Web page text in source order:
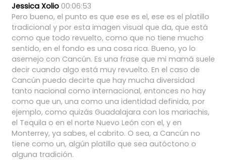
Jessica Xolio 00:06:53
Pero bueno, el punto es que ese es el, ese es el platillo
tradicional y por esta imagen visual que da, que está
como que todo revuelto, como que no tiene mucho
sentido, en el fondo es una cosa rica. Bueno, yo lo
asemejo con Cancún. Es una frase que mi mamá suele
decir cuando algo está muy revuelto. En el caso de
Cancún puedo decirte que hay mucha diversidad
tanto nacional como internacional, entonces no hay
como que un, una como una identidad definida, por
ejemplo, como quizás Guadalajara con los mariachis,
el Tequila o en el norte Nuevo León con el, y en
Monterrey, ya sabes, el cabrito. O sea, a Cancún no
tiene como un, algún platillo que sea autóctono o
alguna tradición.